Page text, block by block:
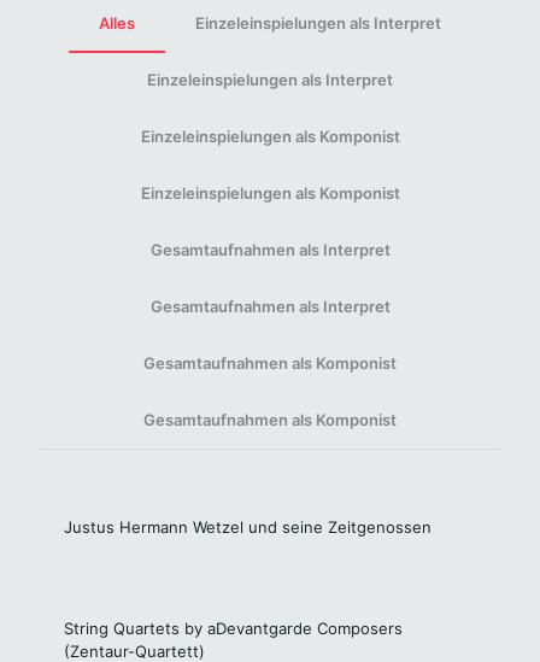
Alles Einzeleinspielungen als Interpret
Einzeleinspielungen als Interpret
Einzeleinspielungen als Komponist
Einzeleinspielungen als Komponist
Gesamtaufnahmen als Interpret
Gesamtaufnahmen als Interpret
Gesamtaufnahmen als Komponist
Gesamtaufnahmen als Komponist
Justus Hermann Wetzel und seine Zeitgenossen
String Quartets by aDevantgarde Composers
(Zentaur-Quartett)